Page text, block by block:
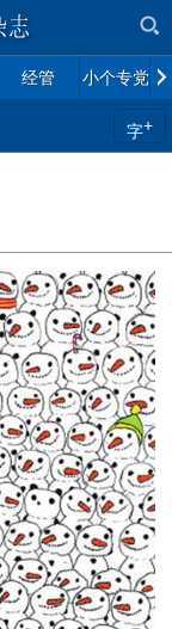
经管 小个专党建
字+